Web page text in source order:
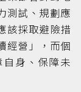
測試、規劃應
該採取避險措
經營」，而個
身、保障未